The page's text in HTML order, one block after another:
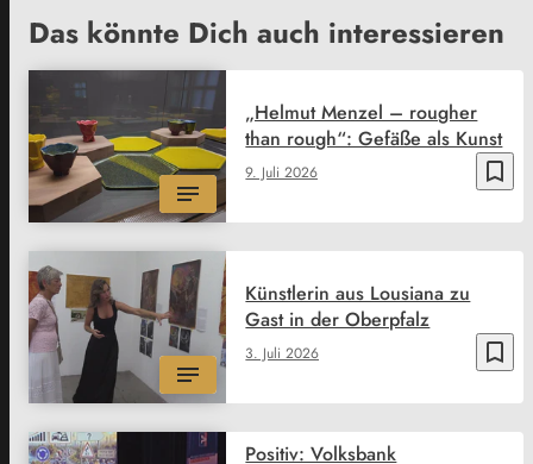
Das könnte Dich auch interessieren
bookmark_border
9. Juli 2026
„Helmut Menzel – rougher
than rough“: Gefäße als Kunst
bookmark_border
3. Juli 2026
Künstlerin aus Lousiana zu
Gast in der Oberpfalz
Positiv: Volksbank